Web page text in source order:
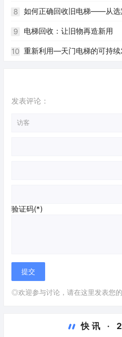
8 如何正确回收旧电梯——从选
9 电梯回收：让旧物再造新用
10 重新利用—天门电梯的可持续
发表评论：
验证码(*)
◎欢迎参与讨论，请在这里发表您的
快讯 ·